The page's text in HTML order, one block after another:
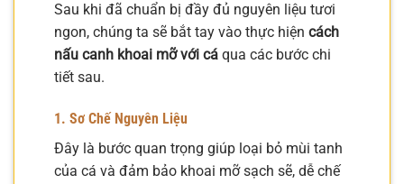
Sau khi đã chuẩn bị đầy đủ nguyên liệu tươi
ngon, chúng ta sẽ bắt tay vào thực hiện cách
nấu canh khoai mỡ với cá qua các bước chi
tiết sau.
1. Sơ Chế Nguyên Liệu
Đây là bước quan trọng giúp loại bỏ mùi tanh
của cá và đảm bảo khoai mỡ sạch sẽ, dễ chế